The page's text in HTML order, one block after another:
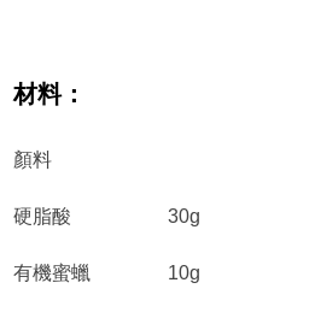
材料：
顏料
硬脂酸 30g
有機蜜蠟 10g